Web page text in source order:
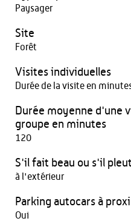
Paysager
Site
Forêt
Visites individuelles
Durée de la visite en
Durée moyenne d'une
groupe en minutes
120
S'il fait beau ou s'il pleut
à l'extérieur
Parking autocars à
Oui